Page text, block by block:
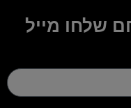
שלחו מייל